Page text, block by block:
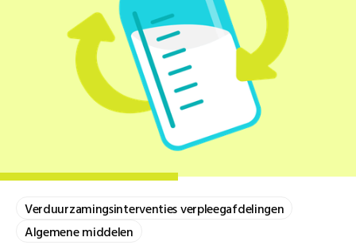
Verduurzamingsinterventies verpleegafdelingen
Algemene middelen